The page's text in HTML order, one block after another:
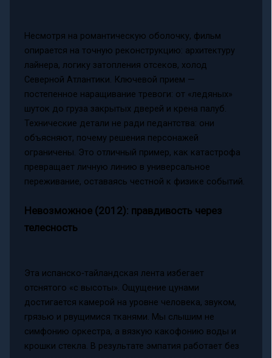
Несмотря на романтическую оболочку, фильм
опирается на точную реконструкцию: архитектуру
лайнера, логику затопления отсеков, холод
Северной Атлантики. Ключевой прием —
постепенное наращивание тревоги: от «ледяных»
шуток до груза закрытых дверей и крена палуб.
Технические детали не ради педантства: они
объясняют, почему решения персонажей
ограничены. Это отличный пример, как катастрофа
превращает личную линию в универсальное
переживание, оставаясь честной к физике событий.
Невозможное (2012): правдивость через
телесность
Эта испанско‑тайландская лента избегает
отснятого «с высоты». Ощущение цунами
достигается камерой на уровне человека, звуком,
грязью и рвущимися тканями. Мы слышим не
симфонию оркестра, а вязкую какофонию воды и
крошки стекла. В результате эмпатия работает без